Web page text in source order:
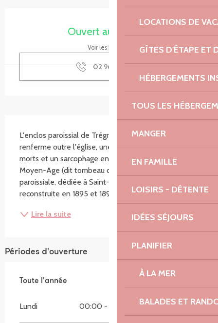
LOCATIONS DE
GÎTES D'ÉTAPE ET
HÉBERGEMENTS
TOUS LES
MANGER
EN FAMILLE
LOISIRS - DÉTENTE
IDÉES SÉJOURS
PLANIFIER
À LA MER
BALADES ET
Ouvert aujourd'hui
Voir les horaires
02 96 47 92
L'enclos paroissial de Trégrom, clos d'un mur,
renferme outre l'église, une croix, un monument aux
morts et un sarcophage en granite datable du Haut
Moyen-Age (dit tombeau de Saint-Brandan). L'église
paroissiale, dédiée à Saint-Brandan a été en partie
reconstruite en 1895 et 1896 sur les plans de...
Lire la suite
Périodes d'ouverture
Toute l'année
Toute l'année
Lundi 00:00 - 00:00